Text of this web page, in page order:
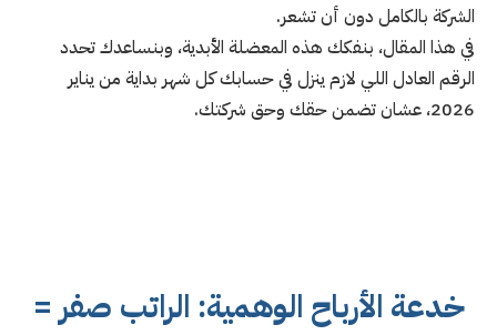
الشركة بالكامل دون أن تشعر.
في هذا المقال، بنفكك هذه المعضلة الأبدية، وبنساعدك تحدد
الرقم العادل اللي لازم ينزل في حسابك كل شهر بداية من يناير
2026، عشان تضمن حقك وحق شركتك.
خدعة الأرباح الوهمية: الراتب صفر =